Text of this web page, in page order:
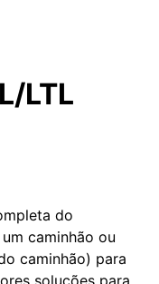
LTL
do
caminhão ou
caminhão) para
soluções para